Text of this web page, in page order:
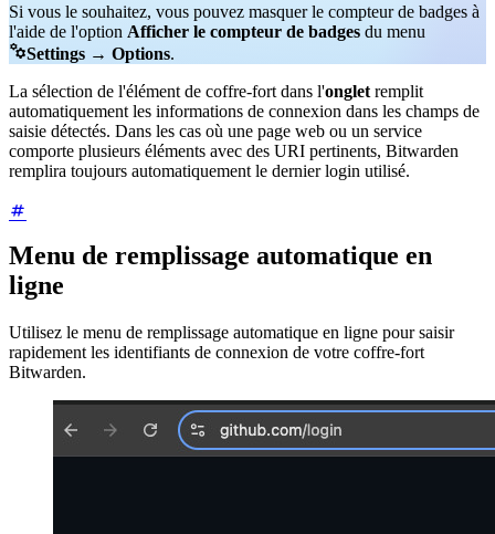
Si vous le souhaitez, vous pouvez masquer le compteur de badges à
l'aide de l'option Afficher le compteur de badges du menu
Settings → Options.
La sélection de l'élément de coffre-fort dans l'onglet remplit
automatiquement les informations de connexion dans les champs de
saisie détectés. Dans les cas où une page web ou un service
comporte plusieurs éléments avec des URI pertinents, Bitwarden
remplira toujours automatiquement le dernier login utilisé.
Menu de remplissage automatique en
ligne
Utilisez le menu de remplissage automatique en ligne pour saisir
rapidement les identifiants de connexion de votre coffre-fort
Bitwarden.